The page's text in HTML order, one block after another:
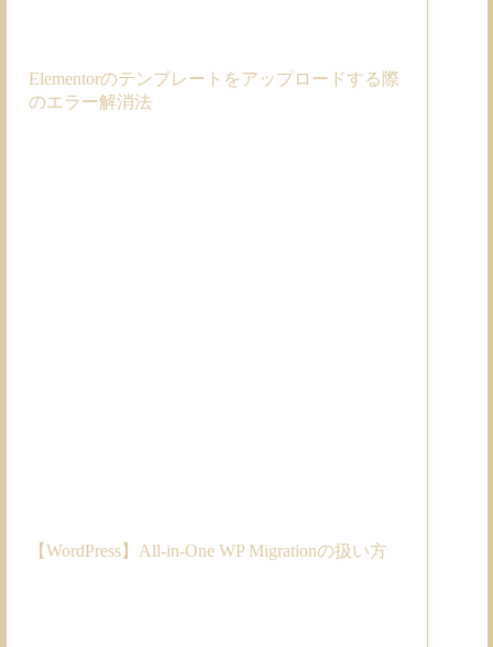
Elementorのテンプレートをアップロードする際
のエラー解消法
【WordPress】All-in-One WP Migrationの扱い方